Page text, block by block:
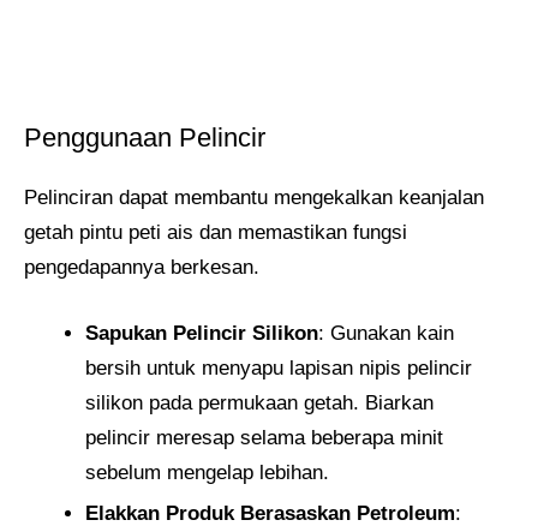
Penggunaan Pelincir
Pelinciran dapat membantu mengekalkan keanjalan
getah pintu peti ais dan memastikan fungsi
pengedapannya berkesan.
Sapukan Pelincir Silikon: Gunakan kain
bersih untuk menyapu lapisan nipis pelincir
silikon pada permukaan getah. Biarkan
pelincir meresap selama beberapa minit
sebelum mengelap lebihan.
Elakkan Produk Berasaskan Petroleum: